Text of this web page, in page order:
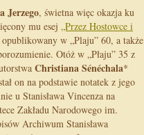
Jerzego, świetna więc okazja ku
mu esej „Przez Hostowce i
opublikowany w „Plaju” 60, a także
Otóż w „Płaju” 35 z
Christiana Sénéchala*
on na podstawie notatek z jego
u Stanisława Vincenza na
Zakładu Narodowego im.
Archiwum Stanisława